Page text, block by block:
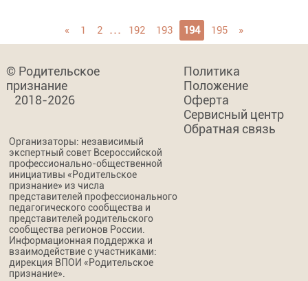
« 1 2 ... 192 193 194 195 »
© Родительское
признание
2018-2026
Политика
Положение
Оферта
Сервисный центр
Обратная связь
Организаторы: независимый
экспертный совет Всероссийской
профессионально-общественной
инициативы «Родительское
признание» из числа
представителей профессионального
педагогического сообщества и
представителей родительского
сообщества регионов России.
Информационная поддержка и
взаимодействие с участниками:
дирекция ВПОИ «Родительское
признание».